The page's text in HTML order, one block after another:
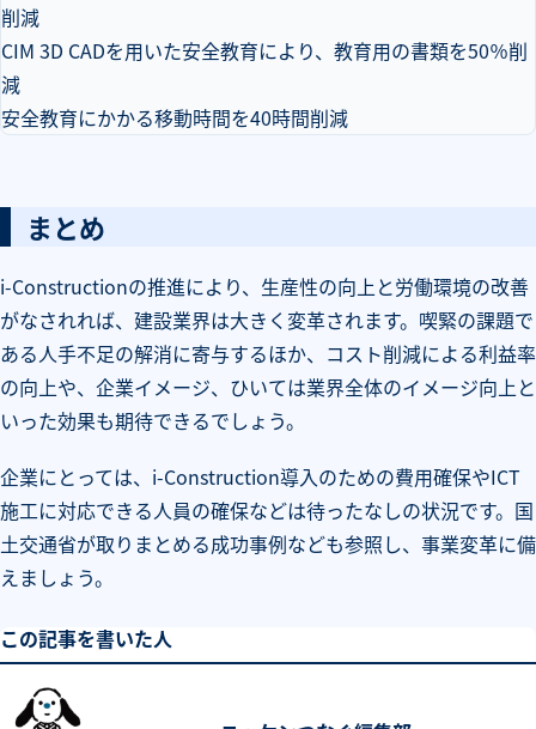
削減
CIM 3D CADを用いた安全教育により、教育用の書類を50％削
減
安全教育にかかる移動時間を40時間削減
まとめ
i-Constructionの推進により、生産性の向上と労働環境の改善
がなされれば、建設業界は大きく変革されます。喫緊の課題で
ある人手不足の解消に寄与するほか、コスト削減による利益率
の向上や、企業イメージ、ひいては業界全体のイメージ向上と
いった効果も期待できるでしょう。
企業にとっては、i-Construction導入のための費用確保やICT
施工に対応できる人員の確保などは待ったなしの状況です。国
土交通省が取りまとめる成功事例なども参照し、事業変革に備
えましょう。
この記事を書いた人